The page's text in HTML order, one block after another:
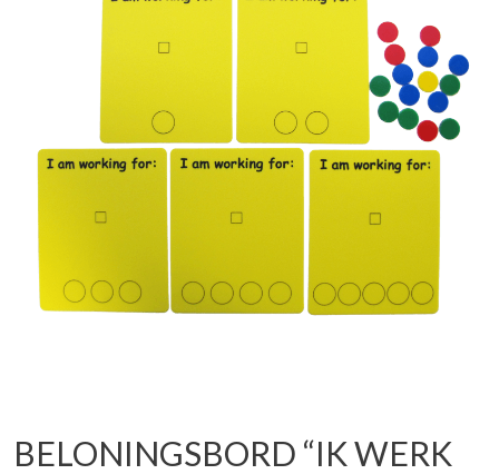
BELONINGSBORD “IK WERK